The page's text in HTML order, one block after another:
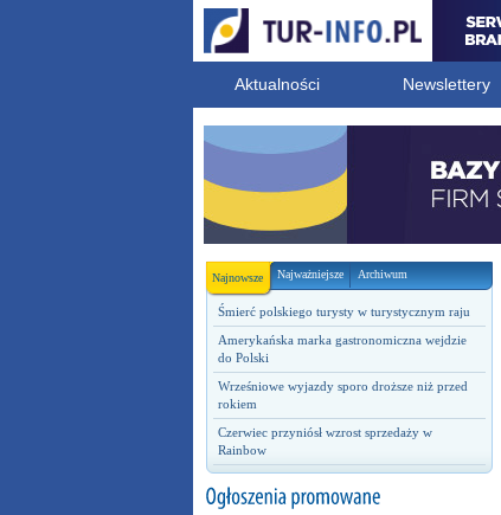
Aktualności Newslettery
Najnowsze Najważniejsze Archiwum
Śmierć polskiego turysty w turystycznym raju
Amerykańska marka gastronomiczna wejdzie
do Polski
Wrześniowe wyjazdy sporo droższe niż przed
rokiem
Czerwiec przyniósł wzrost sprzedaży w
Rainbow